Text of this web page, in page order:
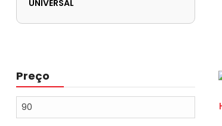
UNIVERSAL
Preço
Preço
mínimo